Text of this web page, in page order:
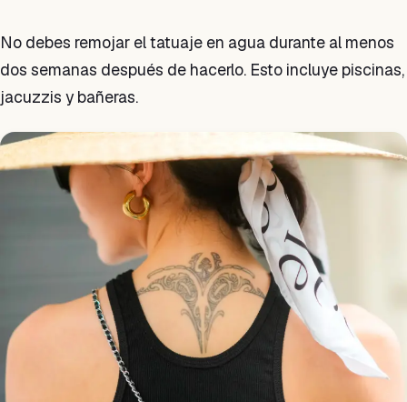
No debes remojar el tatuaje en agua durante al menos
dos semanas después de hacerlo. Esto incluye piscinas,
jacuzzis y bañeras.